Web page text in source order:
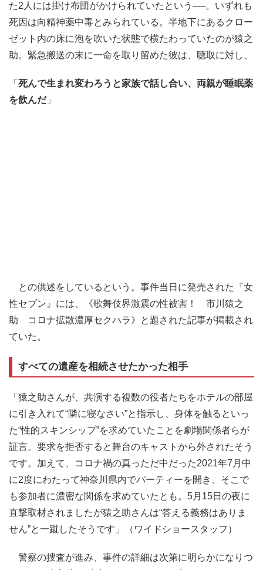
た2人には掛け布団がかけられていたという──。いずれも
死因は向精神薬中毒とみられている。半地下にあるクロー
ゼット内の床に泡を吹いた状態で横たわっていたのが猿之
助。緊急搬送の末に一命を取り留めた彼は、聴取に対し、
「 死んで生まれ変わろうと家族で話し合い、両親が睡眠薬
を飲んだ」
との供述をしているという。事件当日に発売された『女
性セブン』には、《歌舞伎界激震の性被害！ 市川猿之
助 コロナ拡散濃厚セクハラ》と題された記事が掲載され
ていた。
すべての遺産を相続させたかった相手
「猿之助さんが、共演する複数の役者たちをホテルの部屋
に引き入れて“隣に寝なさい”と指示し、身体を触るといっ
た“性的スキンシップ”を求めていたことを劇場関係者らが
証言。要求を拒否すると舞台のキャストから外されたそう
です。加えて、コロナ禍の真っただ中だった2021年7月中
に2度にわたって神奈川県内でパーティーを開き、そこで
も参加者に濃密な関係を求めていたとも。5月15日の夜に
直撃取材されましたが猿之助さんは“答える義務はありま
せん”と一蹴したそうです」（ワイドショースタッフ）
警察の捜査が進み、事件の詳細は次第に明らかになりつ